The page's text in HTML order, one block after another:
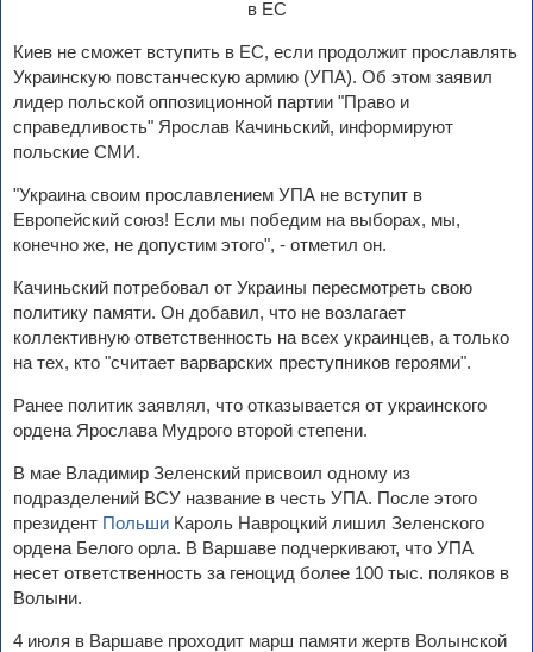
Киев не сможет вступить в ЕС, если продолжит прославлять
Украинскую повстанческую армию (УПА). Об этом заявил
лидер польской оппозиционной партии "Право и
справедливость" Ярослав Качиньский, информируют
польские СМИ.
"Украина своим прославлением УПА не вступит в
Европейский союз! Если мы победим на выборах, мы,
конечно же, не допустим этого", - отметил он.
Качиньский потребовал от Украины пересмотреть свою
политику памяти. Он добавил, что не возлагает
коллективную ответственность на всех украинцев, а только
на тех, кто "считает варварских преступников героями".
Ранее политик заявлял, что отказывается от украинского
ордена Ярослава Мудрого второй степени.
В мае Владимир Зеленский присвоил одному из
подразделений ВСУ название в честь УПА. После этого
президент Польши Кароль Навроцкий лишил Зеленского
ордена Белого орла. В Варшаве подчеркивают, что УПА
несет ответственность за геноцид более 100 тыс. поляков в
Волыни.
4 июля в Варшаве проходит марш памяти жертв Волынской